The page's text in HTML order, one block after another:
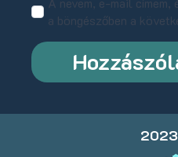
a böngészőben a